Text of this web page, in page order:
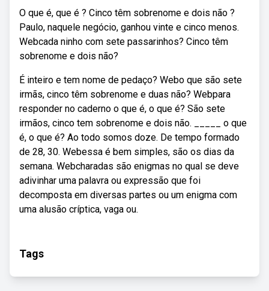
O que é, que é ? Cinco têm sobrenome e dois não ?
Paulo, naquele negócio, ganhou vinte e cinco menos.
Webcada ninho com sete passarinhos? Cinco têm
sobrenome e dois não?
É inteiro e tem nome de pedaço? Webo que são sete
irmãs, cinco têm sobrenome e duas não? Webpara
responder no caderno o que é, o que é? São sete
irmãos, cinco tem sobrenome e dois não. _____ o que
é, o que é? Ao todo somos doze. De tempo formado
de 28, 30. Webessa é bem simples, são os dias da
semana. Webcharadas são enigmas no qual se deve
adivinhar uma palavra ou expressão que foi
decomposta em diversas partes ou um enigma com
uma alusão críptica, vaga ou.
Tags